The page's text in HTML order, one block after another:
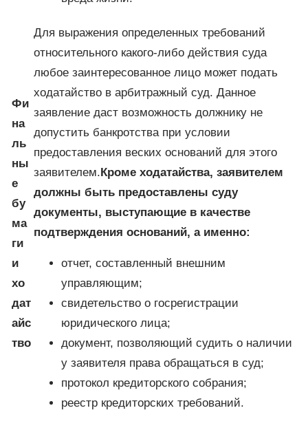
Фи
на
ль
ны
е
бу
ма
ги
и
хо
дат
айс
тво
Для выражения определенных требований
относительного какого-либо действия суда
любое заинтересованное лицо может подать
ходатайство в арбитражный суд. Данное
заявление даст возможность должнику не
допустить банкротства при условии
предоставления веских оснований для этого
заявителем.Кроме ходатайства, заявителем
должны быть предоставлены суду
документы, выступающие в качестве
подтверждения оснований, а именно:
отчет, составленный внешним
управляющим;
свидетельство о госрегистрации
юридического лица;
документ, позволяющий судить о наличии
у заявителя права обращаться в суд;
протокол кредиторского собрания;
реестр кредиторских требований.